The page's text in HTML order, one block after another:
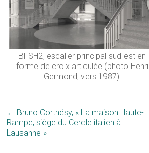
BFSH2, escalier principal sud-est en
forme de croix articulée (photo Henri
Germond, vers 1987).
← Bruno Corthésy, « La maison Haute-
Rampe, siège du Cercle italien à
Lausanne »